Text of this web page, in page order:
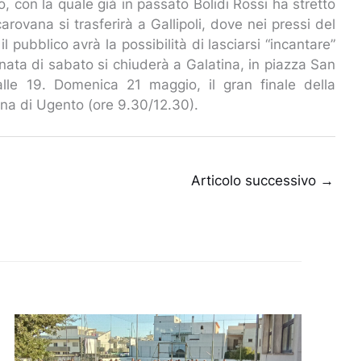
con la quale già in passato Bolidi Rossi ha stretto
si trasferirà a Gallipoli, dove nei pressi del
pubblico avrà la possibilità di lasciarsi “incantare”
di sabato si chiuderà a Galatina, in piazza San
19. Domenica 21 maggio, il gran finale della
di Ugento (ore 9.30/12.30).
Articolo successivo →